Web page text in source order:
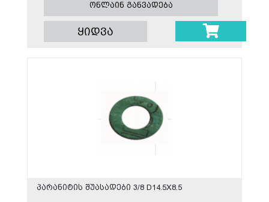
ონლაინ განვადება
ყიდვა
პარანიტის შუასადები 3/8 D14.5X8.5